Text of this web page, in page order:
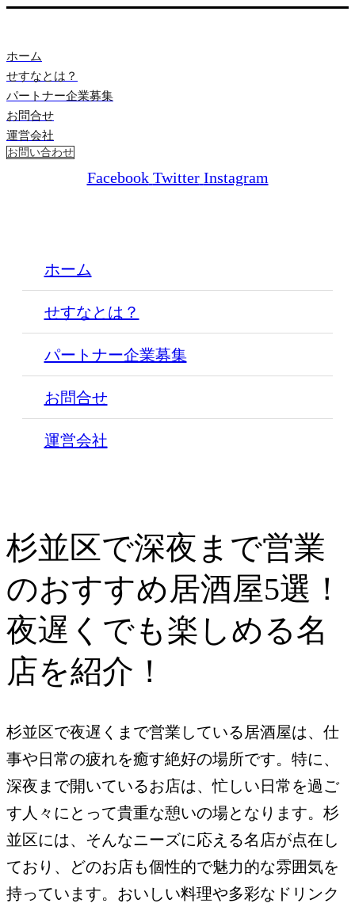
ホーム
せすなとは？
パートナー企業募集
お問合せ
運営会社
お問い合わせ
Facebook Twitter Instagram
ホーム
せすなとは？
パートナー企業募集
お問合せ
運営会社
杉並区で深夜まで営業
のおすすめ居酒屋5選！
夜遅くでも楽しめる名
店を紹介！
杉並区で夜遅くまで営業している居酒屋は、仕
事や日常の疲れを癒す絶好の場所です。特に、
深夜まで開いているお店は、忙しい日常を過ご
す人々にとって貴重な憩いの場となります。杉
並区には、そんなニーズに応える名店が点在し
ており、どのお店も個性的で魅力的な雰囲気を
持っています。おいしい料理や多彩なドリンク